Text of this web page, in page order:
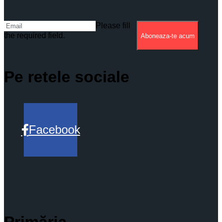
Please fill
the required field.
Aboneaza-te acum
Pe retele sociale
Facebook